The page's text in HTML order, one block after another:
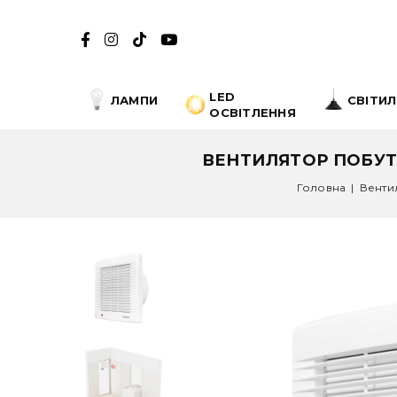
ЛАМПИ
LED
ОСВІТЛЕННЯ
ВЕНТИЛЯТОР
Головна |